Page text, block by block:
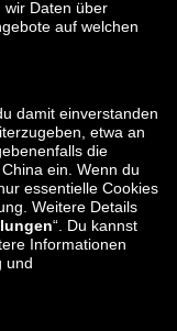
lounge.hr
lounge.ee
lounge.no